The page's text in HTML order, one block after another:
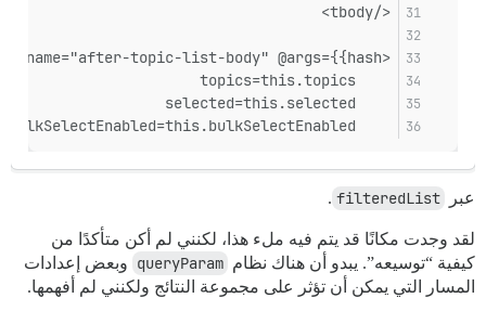
</tbody>
<PluginOutlet @name="after-topic-list-body" @args={{hash
عبر filteredList
.
لقد وجدت مكانًا قد يتم فيه ملء هذا، لكنني لم أكن متأكدًا من
كيفية “توسيعه”. يبدو أن هناك نظام queryParam وبعض إعدادات
المسار التي يمكن أن تؤثر على مجموعة النتائج ولكنني لم أفهمها.